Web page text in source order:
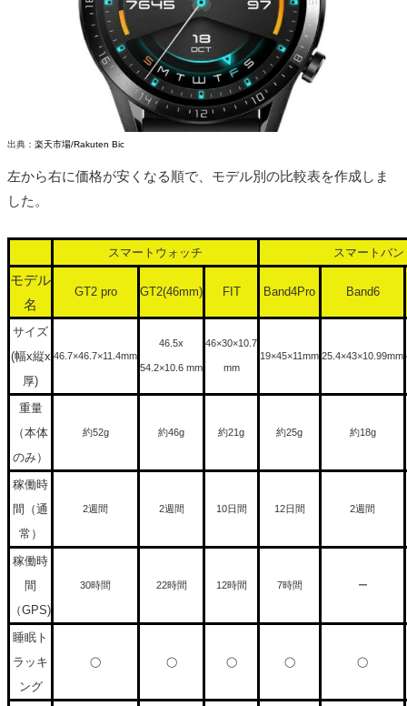
出典： 楽天市場/Rakuten Bic
左から右に価格が安くなる順で、モデル別の比較表を作成しま
した。
スマートウォッチ スマートバン
モデル
名
GT2 pro GT2(46mm) FIT Band4Pro Band6
サイズ
(幅x縦x
厚)
46.7×46.7×11.4mm
46.5x
54.2×10.6 mm
46×30×10.7
mm
19×45×11mm 25.4×43×10.99mm
重量
（本体
のみ）
約52g 約46g 約21g 約25g 約18g
稼働時
間（通
常）
2週間 2週間 10日間 12日間 2週間
稼働時
間
（GPS)
30時間 22時間 12時間 7時間 ー
睡眠ト
ラッキ
ング
◯ ◯ ◯ ◯ ◯